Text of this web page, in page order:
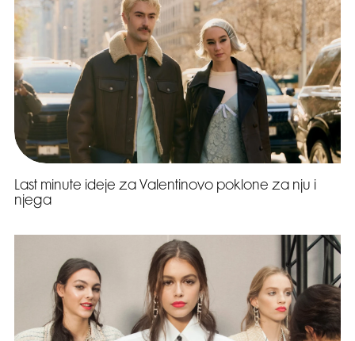
Last minute ideje za Valentinovo poklone za nju i
njega